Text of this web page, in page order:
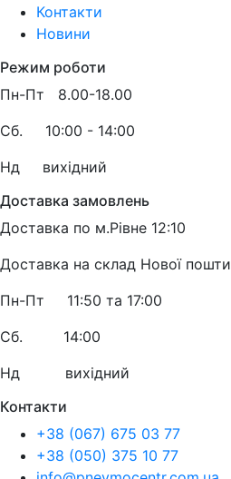
Контакти
Новини
Режим роботи
Пн-Пт 8.00-18.00
Сб. 10:00 - 14:00
Нд вихідний
Доставка замовлень
Доставка по м.Рівне 12:10
Доставка на склад Нової пошти
Пн-Пт 11:50 та 17:00
Сб. 14:00
Нд вихідний
Контакти
+38 (067) 675 03 77
+38 (050) 375 10 77